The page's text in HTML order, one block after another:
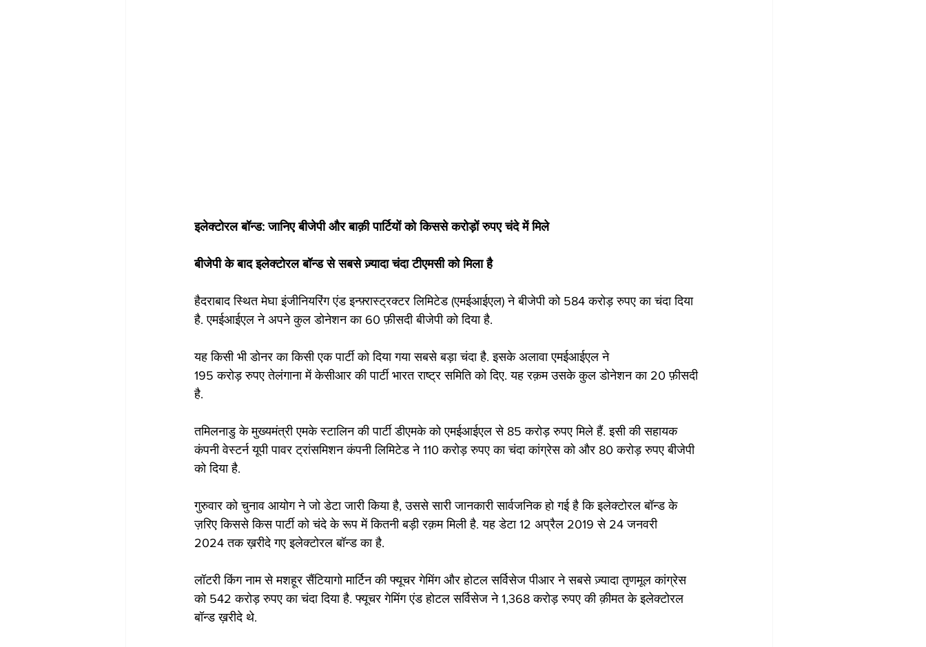
इलेक्टोरल बॉन्ड: जानिए बीजेपी और बाक़ी पार्टियों को किससे करोड़ों रुपए चंदे में मिले
बीजेपी के बाद इलेक्टोरल बॉन्ड से सबसे ज़्यादा चंदा टीएमसी को मिला है
हैदराबाद स्थित मेघा इंजीनियरिंग एंड इन्फ़्रास्ट्रक्टर लिमिटेड (एमईआईएल) ने बीजेपी को 584 करोड़ रुपए का चंदा दिया
है. एमईआईएल ने अपने कुल डोनेशन का 60 फ़ीसदी बीजेपी को दिया है.
यह किसी भी डोनर का किसी एक पार्टी को दिया गया सबसे बड़ा चंदा है. इसके अलावा एमईआईएल ने
195 करोड़ रुपए तेलंगाना में केसीआर की पार्टी भारत राष्ट्र समिति को दिए. यह रक़म उसके कुल डोनेशन का 20 फ़ीसदी
है.
तमिलनाडु के मुख्यमंत्री एमके स्टालिन की पार्टी डीएमके को एमईआईएल से 85 करोड़ रुपए मिले हैं. इसी की सहायक
कंपनी वेस्टर्न यूपी पावर ट्रांसमिशन कंपनी लिमिटेड ने 110 करोड़ रुपए का चंदा कांग्रेस को और 80 करोड़ रुपए बीजेपी
को दिया है.
गुरुवार को चुनाव आयोग ने जो डेटा जारी किया है, उससे सारी जानकारी सार्वजनिक हो गई है कि इलेक्टोरल बॉन्ड के
ज़रिए किससे किस पार्टी को चंदे के रूप में कितनी बड़ी रक़म मिली है. यह डेटा 12 अप्रैल 2019 से 24 जनवरी
2024 तक ख़रीदे गए इलेक्टोरल बॉन्ड का है.
लॉटरी किंग नाम से मशहूर सैंटियागो मार्टिन की फ्यूचर गेमिंग और होटल सर्विसेज पीआर ने सबसे ज़्यादा तृणमूल कांग्रेस
को 542 करोड़ रुपए का चंदा दिया है. फ्यूचर गेमिंग एंड होटल सर्विसेज ने 1,368 करोड़ रुपए की क़ीमत के इलेक्टोरल
बॉन्ड ख़रीदे थे.